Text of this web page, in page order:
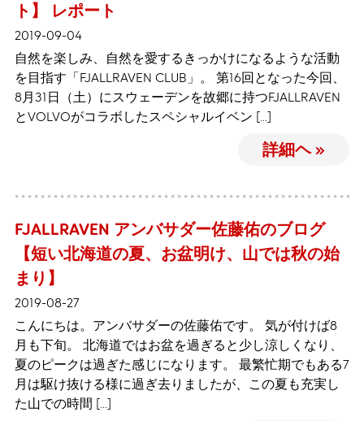
ト】 レポート
2019-09-04
自然を楽しみ、自然を愛するきっかけになるような活動
を目指す「FJALLRAVEN CLUB」。 第16回となった今回、
8月31日（土）にスウェーデンを故郷に持つFJALLRAVEN
とVOLVOがコラボしたスペシャルイベン […]
詳細ヘ »
FJALLRAVEN アンバサダー佐藤佑のブログ
【短い北海道の夏、お盆明け、山では秋の始
まり】
2019-08-27
こんにちは。アンバサダーの佐藤佑です。 気が付けば8
月も下旬。 北海道ではお盆を過ぎると少し涼しくなり、
夏のピークは過ぎた感じになります。 最繁忙期でもある7
月は駆け抜ける様に過ぎ去りましたが、この夏も充実し
た山での時間 […]